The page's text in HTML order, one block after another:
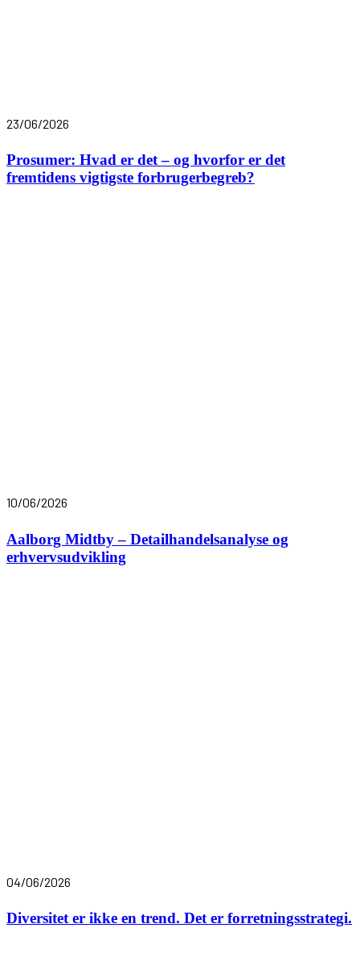
23/06/2026
Prosumer: Hvad er det – og hvorfor er det
fremtidens vigtigste forbrugerbegreb?
10/06/2026
Aalborg Midtby – Detailhandelsanalyse og
erhvervsudvikling
04/06/2026
Diversitet er ikke en trend. Det er forretningsstrategi.